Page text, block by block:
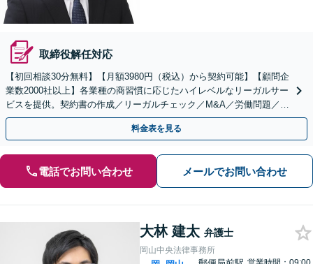
取締役解任対応
【初回相談30分無料】【月額3980円（税込）から契約可能】【顧問企
業数2000社以上】各業種の商習慣に応じたハイレベルなリーガルサー
ビスを提供。契約書の作成／リーガルチェック／M&A／労働問題／知
的財産等、お任せください【他士業連携可能】
料金表を見る
電話でお問い合わせ メールでお問い合わせ
大林 建太 弁護士
岡山中央法律事務所